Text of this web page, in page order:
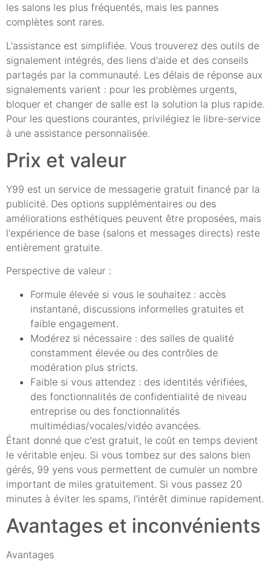
les salons les plus fréquentés, mais les pannes
complètes sont rares.
L'assistance est simplifiée. Vous trouverez des outils de
signalement intégrés, des liens d'aide et des conseils
partagés par la communauté. Les délais de réponse aux
signalements varient : pour les problèmes urgents,
bloquer et changer de salle est la solution la plus rapide.
Pour les questions courantes, privilégiez le libre-service
à une assistance personnalisée.
Prix et valeur
Y99 est un service de messagerie gratuit financé par la
publicité. Des options supplémentaires ou des
améliorations esthétiques peuvent être proposées, mais
l'expérience de base (salons et messages directs) reste
entièrement gratuite.
Perspective de valeur :
Formule élevée si vous le souhaitez : accès
instantané, discussions informelles gratuites et
faible engagement.
Modérez si nécessaire : des salles de qualité
constamment élevée ou des contrôles de
modération plus stricts.
Faible si vous attendez : des identités vérifiées,
des fonctionnalités de confidentialité de niveau
entreprise ou des fonctionnalités
multimédias/vocales/vidéo avancées.
Étant donné que c'est gratuit, le coût en temps devient
le véritable enjeu. Si vous tombez sur des salons bien
gérés, 99 yens vous permettent de cumuler un nombre
important de miles gratuitement. Si vous passez 20
minutes à éviter les spams, l'intérêt diminue rapidement.
Avantages et inconvénients
Avantages